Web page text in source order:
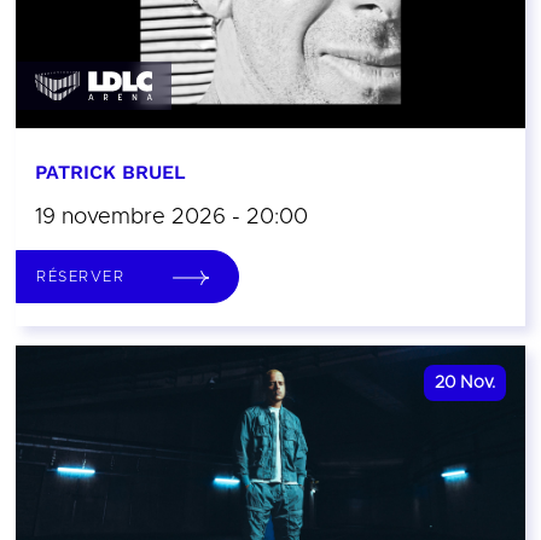
PATRICK BRUEL
19 novembre 2026 - 20:00
RÉSERVER
20 Nov.